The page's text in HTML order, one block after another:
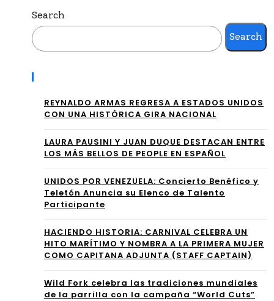
ndi
al
con
“So
mo
s
Lat
ino
s” y
con
ect
VO
L.
1”:
UN
VIA
EM
OCI
ON
Search
Search
REYNALDO ARMAS REGRESA A ESTADOS UNIDOS
CON UNA HISTÓRICA GIRA NACIONAL
⁠LAURA PAUSINI Y JUAN DUQUE DESTACAN ENTRE
LOS MÁS BELLOS DE PEOPLE EN ESPAÑOL
UNIDOS POR VENEZUELA: Concierto Benéfico y
Teletón Anuncia su Elenco de Talento
Participante
HACIENDO HISTORIA: CARNIVAL CELEBRA UN
HITO MARÍTIMO Y NOMBRA A LA PRIMERA MUJER
COMO CAPITANA ADJUNTA (STAFF CAPTAIN)
Wild Fork celebra las tradiciones mundiales
de la parrilla con la campaña “World Cuts”